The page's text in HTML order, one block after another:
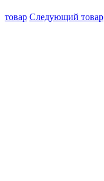
товар Следующий товар